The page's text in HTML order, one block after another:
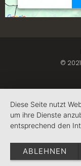
© 2021
Diese Seite nutzt
um ihre Dienste
entsprechend den
ABLEHNEN